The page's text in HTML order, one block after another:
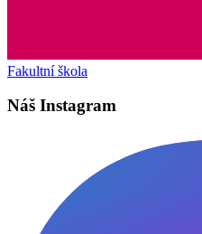
Fakultní škola
Náš Instagram